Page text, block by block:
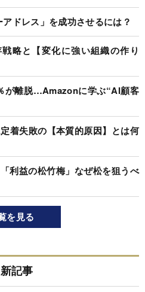
ドレス」を成功させるには？
略と【変化に強い組織の作り
が離脱…Amazonに学ぶ“AI顧客
着失敗の【本質的原因】とは何
利益の松竹梅」なぜ松を狙うべ
を見る
記事